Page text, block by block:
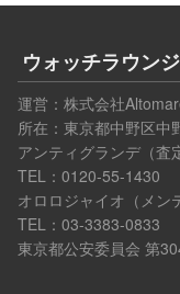
ウォッチラウンジ
運営： 株式会社
所在：東京都中野区
アンティグランデ（査
TEL：0120-55-1430
オロロジャイオ（メン
TEL：03-3383-0833
東京都公安委員会 第